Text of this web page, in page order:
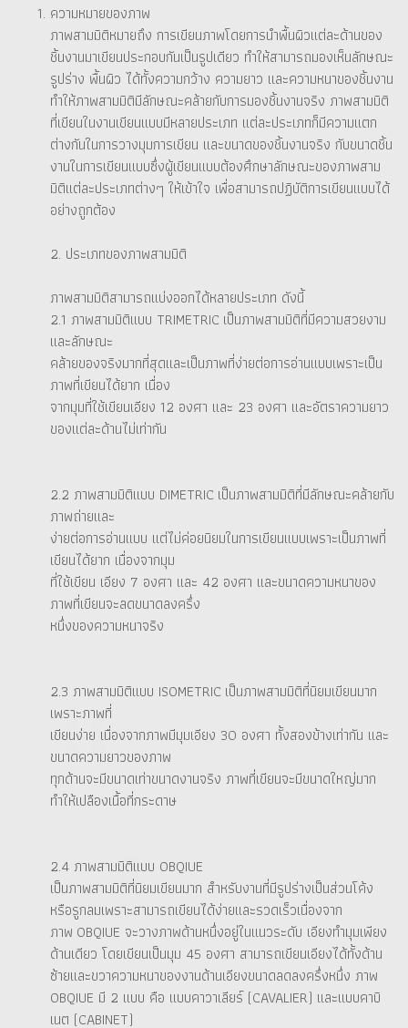
ความหมายของภาพ
ภาพสามมิติหมายถึง การเขียนภาพโดยการนำพื้นผิวแต่ละด้านของ
ชิ้นงานมาเขียนประกอบกันเป็นรูปเดียว ทำให้สามารถมองเห็นลักษณะ
รูปร่าง พื้นผิว ได้ทั้งความกว้าง ความยาว และความหนาของชิ้นงาน
ทำให้ภาพสามมิติมีลักษณะคล้ายกับการมองชิ้นงานจริง ภาพสามมิติ
ที่เขียนในงานเขียนแบบมีหลายประเภท แต่ละประเภทก็มีความแตก
ต่างกันในการวางมุมการเขียน และขนาดของชิ้นงานจริง กับขนาดชิ้น
งานในการเขียนแบบซึ่งผู้เขียนแบบต้องศึกษาลักษณะของภาพสาม
มิติแต่ละประเภทต่างๆ ให้เข้าใจ เพื่อสามารถปฏิบัติการเขียนแบบได้
อย่างถูกต้อง
2. ประเภทของภาพสามมิติ
ภาพสามมิติสามารถแบ่งออกได้หลายประเภท ดังนี้
2.1 ภาพสามมิติแบบ TRIMETRIC เป็นภาพสามมิติที่มีความสวยงาม
และลักษณะ
คล้ายของจริงมากที่สุดและเป็นภาพที่ง่ายต่อการอ่านแบบเพราะเป็น
ภาพที่เขียนได้ยาก เนื่อง
จากมุมที่ใช้เขียนเอียง 12 องศา และ 23 องศา และอัตราความยาว
ของแต่ละด้านไม่เท่ากัน
2.2 ภาพสามมิติแบบ DIMETRIC เป็นภาพสามมิติที่มีลักษณะคล้ายกับ
ภาพถ่ายและ
ง่ายต่อการอ่านแบบ แต่ไม่ค่อยนิยมในการเขียนแบบเพราะเป็นภาพที่
เขียนได้ยาก เนื่องจากมุม
ที่ใช้เขียน เอียง 7 องศา และ 42 องศา และขนาดความหนาของ
ภาพที่เขียนจะลดขนาดลงครึ่ง
หนึ่งของความหนาจริง
2.3 ภาพสามมิติแบบ ISOMETRIC เป็นภาพสามมิติที่นิยมเขียนมาก
เพราะภาพที่
เขียนง่าย เนื่องจากภาพมีมุมเอียง 30 องศา ทั้งสองข้างเท่ากัน และ
ขนาดความยาวของภาพ
ทุกด้านจะมีขนาดเท่าขนาดงานจริง ภาพที่เขียนจะมีขนาดใหญ่มาก
ทำให้เปลืองเนื้อที่กระดาษ
2.4 ภาพสามมิติแบบ OBQIUE
เป็นภาพสามมิติที่นิยมเขียนมาก สำหรับงานที่มีรูปร่างเป็นส่วนโค้ง
หรือรูกลมเพราะสามารถเขียนได้ง่ายและรวดเร็วเนื่องจาก
ภาพ OBQIUE จะวางภาพด้านหนึ่งอยู่ในแนวระดับ เอียงทำมุมเพียง
ด้านเดียว โดยเขียนเป็นมุม 45 องศา สามารถเขียนเอียงได้ทั้งด้าน
ซ้ายและขวาความหนาของงานด้านเอียงขนาดลดลงครึ่งหนึ่ง ภาพ
OBQIUE มี 2 แบบ คือ แบบคาวาเลียร์ (CAVALIER) และแบบคาบิ
เนต (CABINET)